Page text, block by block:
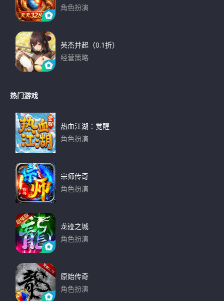
角色扮演
英杰并起（0.1折）
经营策略
热门游戏
热血江湖：觉醒
角色扮演
宗师传奇
角色扮演
龙迹之城
角色扮演
原始传奇
角色扮演